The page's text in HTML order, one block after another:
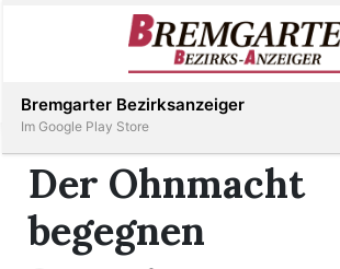
Immobilien
Inserieren Abonnieren
Der Ohnmacht
begegnen
Bremgarter Bezirksanzeiger
Im Google Play Store